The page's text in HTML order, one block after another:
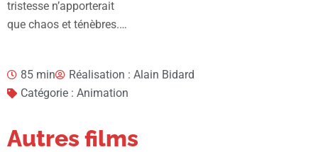
tristesse n’apporterait
que chaos et ténèbres.…
85 min
Réalisation : Alain Bidard
Catégorie : Animation
Autres films